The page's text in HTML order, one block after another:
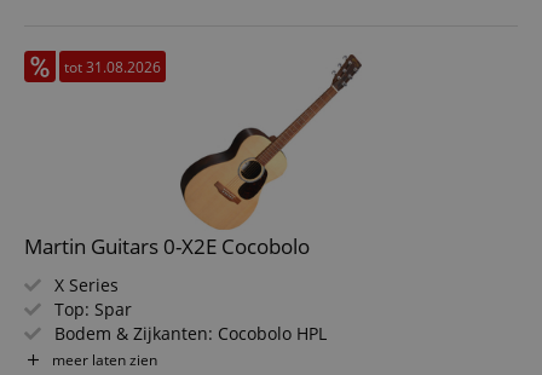
tot 31.08.2026
Martin Guitars 0-X2E Cocobolo
X Series
Top: Spar
Bodem & Zijkanten: Cocobolo HPL
Hals/Toets: Hardhout
meer laten zien